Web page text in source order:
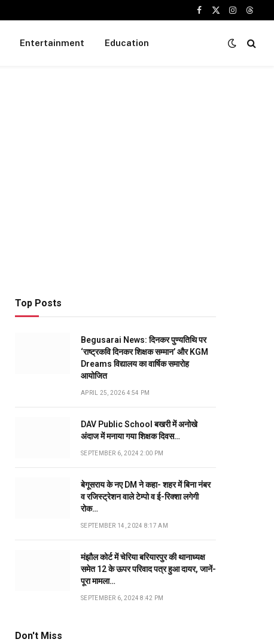
Facebook
X
Instagram
Entertainment Education
Top Posts
Begusarai News: दिनकर पुण्यतिथि पर
‘राष्ट्रकवि दिनकर शिक्षक सम्मान’ और KGM
Dreams विद्यालय का वार्षिक समारोह
आयोजित
APRIL 25, 2026 4:54 PM
DAV Public School बखरी में अनोखे
अंदाज में मनाया गया शिक्षक दिवस…
SEPTEMBER 6, 2024 2:00 PM
बेगूसराय के नए DM ने कहा- शहर में बिना नंबर
व रजिस्ट्रेशन वाले टेम्पो व ई-रिक्शा लगेगी
रोक…
SEPTEMBER 14, 2024 8:17 AM
मंझौल कोर्ट में चेरिया बरियारपुर की थानाध्यक्ष
समेत 12 के ऊपर परिवाद पत्र हुआ दायर, जानें-
पूरा मामला…
SEPTEMBER 6, 2024 8:42 PM
Don't Miss